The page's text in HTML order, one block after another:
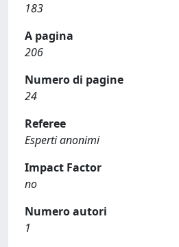
183
A pagina
206
Numero di pagine
24
Referee
Esperti anonimi
Impact Factor
no
Numero autori
1